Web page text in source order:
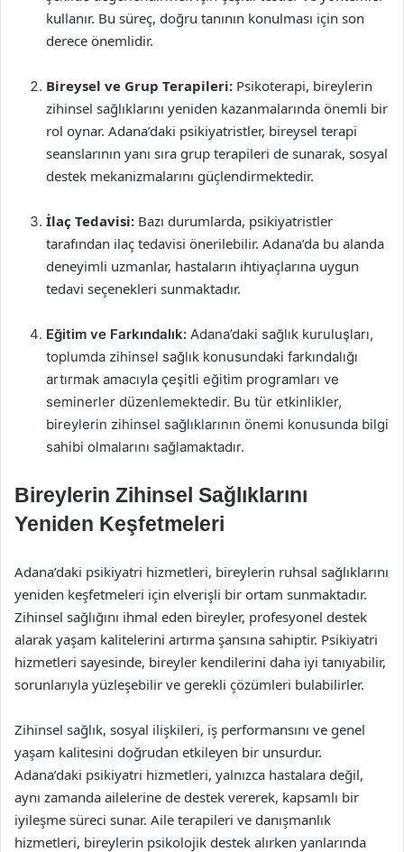
kullanır. Bu süreç, doğru tanının konulması için son
derece önemlidir.
Bireysel ve Grup Terapileri: Psikoterapi, bireylerin
zihinsel sağlıklarını yeniden kazanmalarında önemli bir
rol oynar. Adana’daki psikiyatristler, bireysel terapi
seanslarının yanı sıra grup terapileri de sunarak, sosyal
destek mekanizmalarını güçlendirmektedir.
İlaç Tedavisi: Bazı durumlarda, psikiyatristler
tarafından ilaç tedavisi önerilebilir. Adana’da bu alanda
deneyimli uzmanlar, hastaların ihtiyaçlarına uygun
tedavi seçenekleri sunmaktadır.
Eğitim ve Farkındalık: Adana’daki sağlık kuruluşları,
toplumda zihinsel sağlık konusundaki farkındalığı
artırmak amacıyla çeşitli eğitim programları ve
seminerler düzenlemektedir. Bu tür etkinlikler,
bireylerin zihinsel sağlıklarının önemi konusunda bilgi
sahibi olmalarını sağlamaktadır.
Bireylerin Zihinsel Sağlıklarını
Yeniden Keşfetmeleri
Adana’daki psikiyatri hizmetleri, bireylerin ruhsal sağlıklarını
yeniden keşfetmeleri için elverişli bir ortam sunmaktadır.
Zihinsel sağlığını ihmal eden bireyler, profesyonel destek
alarak yaşam kalitelerini artırma şansına sahiptir. Psikiyatri
hizmetleri sayesinde, bireyler kendilerini daha iyi tanıyabilir,
sorunlarıyla yüzleşebilir ve gerekli çözümleri bulabilirler.
Zihinsel sağlık, sosyal ilişkileri, iş performansını ve genel
yaşam kalitesini doğrudan etkileyen bir unsurdur.
Adana’daki psikiyatri hizmetleri, yalnızca hastalara değil,
aynı zamanda ailelerine de destek vererek, kapsamlı bir
iyileşme süreci sunar. Aile terapileri ve danışmanlık
hizmetleri, bireylerin psikolojik destek alırken yanlarında